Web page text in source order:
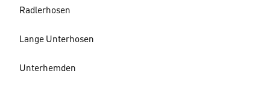
Radlerhosen
Lange Unterhosen
Unterhemden